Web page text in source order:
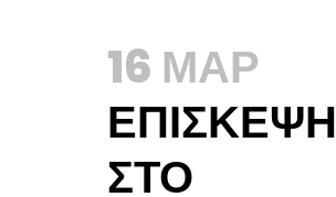
16 ΜΑΡ
ΕΠΊΣΚΕΨΗ
ΣΤΟ